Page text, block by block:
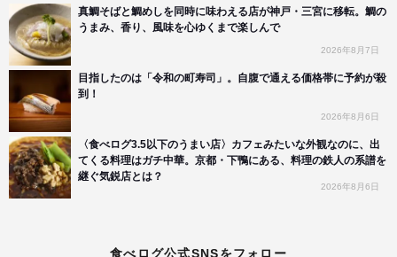
真鯛そばと鯛めしを同時に味わえる店が神戸・三宮に移転。鯛の
うまみ、香り、風味を心ゆくまで楽しんで
2026年8月7日
目指したのは「令和の町寿司」。自腹で通える価格帯に予約が殺
到！
2026年8月6日
〈食べログ3.5以下のうまい店〉カフェみたいな外観なのに、出
てくる料理はガチ中華。京都・下鴨にある、料理の鉄人の系譜を
継ぐ気鋭店とは？
2026年8月6日
食べログ公式SNSをフォロー